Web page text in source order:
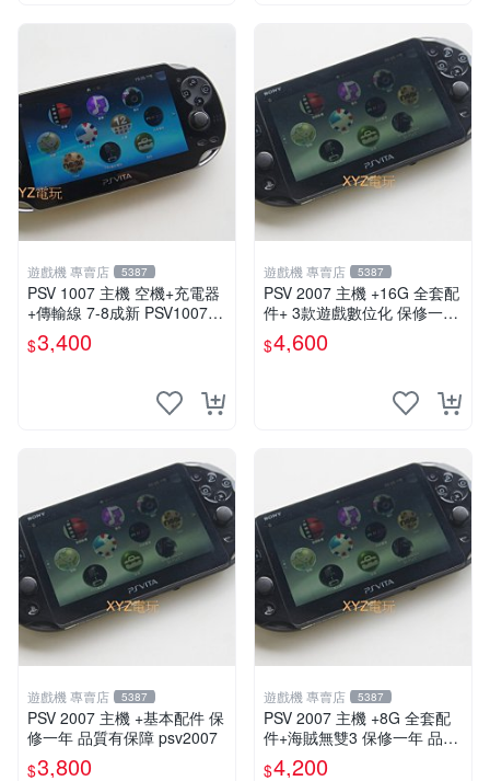
遊戲機 專賣店 5387
PSV 1007 主機 空機+充電器
+傳輸線 7-8成新 PSV1007
一年保修
$3,400
遊戲機 專賣店 5387
PSV 2007 主機 +16G 全套配
件+ 3款遊戲數位化 保修一年
品質有保障
$4,600
遊戲機 專賣店 5387
PSV 2007 主機 +基本配件 保
修一年 品質有保障 psv2007
$3,800
遊戲機 專賣店 5387
PSV 2007 主機 +8G 全套配
件+海賊無雙3 保修一年 品質
有保障
$4,200